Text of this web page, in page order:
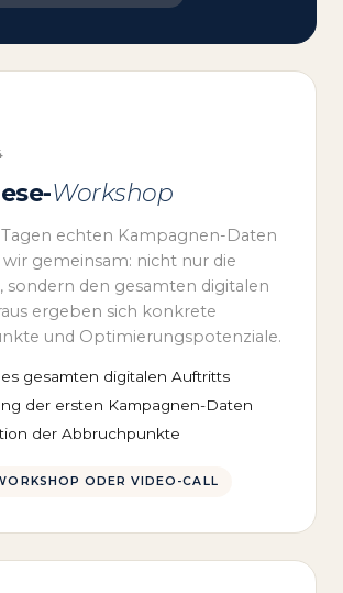
Workshop
Tagen echten Kampagnen-Daten
wir gemeinsam: nicht nur die
sondern den gesamten digitalen
ergeben sich konkrete
und Optimierungspotenziale.
gesamten digitalen Auftritts
der ersten Kampagnen-Daten
der Abbruchpunkte
ODER VIDEO-CALL